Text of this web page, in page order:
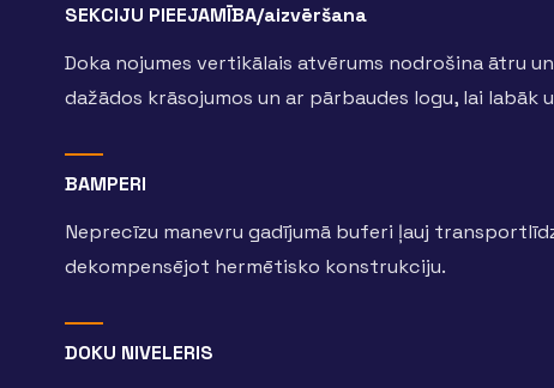
SEKCIJU PIEEJAMĪBA/aizvēršana
Doka nojumes vertikālais atvērums nodrošina ātru
dažādos krāsojumos un ar pārbaudes logu, lai labāk
BAMPERI
Neprecīzu manevru gadījumā buferi ļauj
dekompensējot hermētisko konstrukciju.
DOKU NIVELERIS